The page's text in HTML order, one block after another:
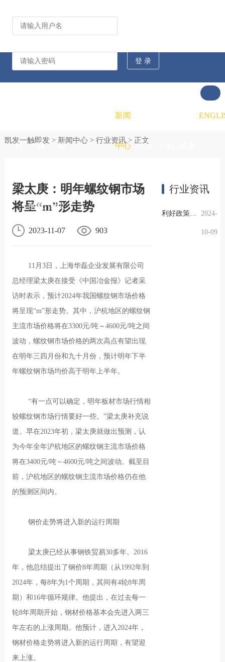
一触 一触
的概
况
一触
的文
化
新闻
中心 信息
凯发一触即发> 新闻中心> 行业资讯> 正文
梁太庚：明年螺纹钢市场
将呈“m”形走势
2023-11-07 903
11月3日，上海华磊企业发展有限公司
总经理梁太庚在接受《中国冶金报》记者采
访时表示，预计2024年我国螺纹钢市场价格
将呈现“m”形走势。其中，沪杭地区的螺纹钢
主流市场价格将在3300元/吨～4600元/吨之间
波动，螺纹钢市场价格的两次高点有望出现
在明年三四月份和九十月份，预计明年下半
年螺纹钢市场均价高于明年上半年。
“有一点可以确定，明年板材市场行情相
较螺纹钢市场行情要好一些。”梁太庚补充说
道。早在2023年初，梁太庚就做出预测，认
为今年全年沪杭地区的螺纹钢主流市场价格
将在3400元/吨～4600元/吨之间波动。截至目
前，沪杭地区的螺纹钢主流市场价格仍在他
的预测区间内。
钢价走势将进入新的运行周期
梁太庚已经从事钢铁贸易30多年。2016
年，他总结提出了钢价8年周期（从1992年到
2024年，每8年为1个周期，其间有4轮8年周
期）和16年循环规律。他提出，在过去每一
轮8年周期开始，钢材价格基本会先进入两三
年左右的上涨周期。他预计，进入2024年，
钢材价格走势将进入新的运行周期，有望迎
来上涨。
行业资讯
利好政策提振钢市信心，四季度行业需求或小幅上升 2024-
10-09